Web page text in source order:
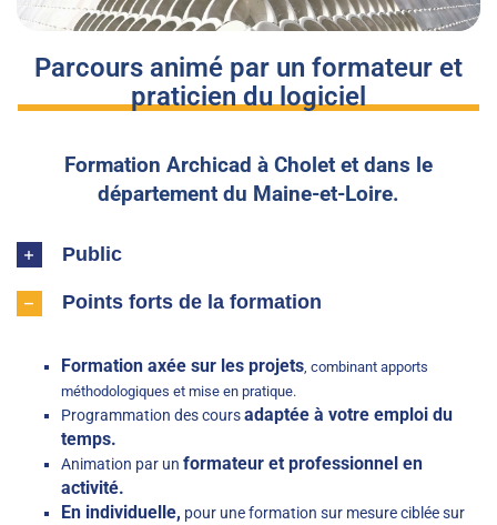
Parcours animé par un formateur et
praticien du logiciel
Formation Archicad à Cholet et dans le
département du Maine-et-Loire.
Public
Points forts de la formation
Formation axée sur les projets, combinant apports
méthodologiques et mise en pratique.
Programmation des coursadaptée à votre emploi du
temps.
Animation par un formateur et professionnel en
activité.
En individuelle, pour une formation sur mesure ciblée sur